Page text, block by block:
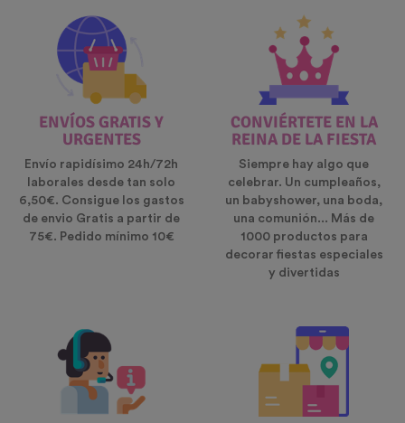
ENVÍOS GRATIS Y
URGENTES
Envío rapidísimo 24h/72h
laborales desde tan solo
6,50€. Consigue los gastos
de envio Gratis a partir de
75€. Pedido mínimo 10€
CONVIÉRTETE EN LA
REINA DE LA FIESTA
Siempre hay algo que
celebrar. Un cumpleaños,
un babyshower, una boda,
una comunión... Más de
1000 productos para
decorar fiestas especiales
y divertidas